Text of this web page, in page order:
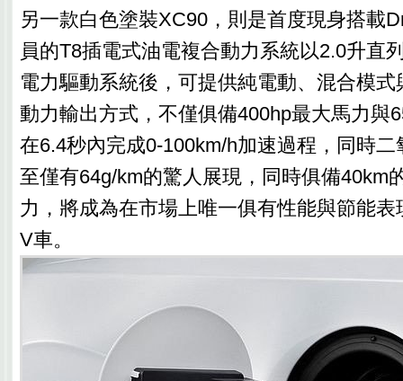
另一款白色塗裝XC90，則是首度現身搭載
員的T8插電式油電複合動力系統以2.0升直
電力驅動系統後，可提供純電動、混合模
動力輸出方式，不僅俱備400hp最大馬力與
在6.4秒內完成0-100km/h加速過程，同時
至僅有64g/km的驚人展現，同時俱備40km
力，將成為在市場上唯一俱有性能與節能
V車。